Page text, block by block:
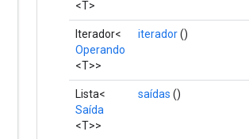
<T>
Iterador<
Operando
<T>>
iterador()
Lista<
Saída
<T>>
saídas ()